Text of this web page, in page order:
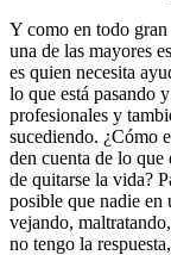
Y como en todo
una de las mayores
es quien necesita
lo que está pasando
profesionales y
sucediendo. ¿Cómo
den cuenta de lo
de quitarse la vida?
posible que nadie en
vejando,
no tengo la